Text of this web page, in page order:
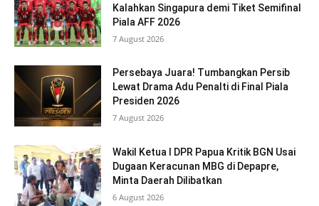
Kalahkan Singapura demi Tiket Semifinal
Piala AFF 2026
7 August 2026
Persebaya Juara! Tumbangkan Persib
Lewat Drama Adu Penalti di Final Piala
Presiden 2026
7 August 2026
Wakil Ketua I DPR Papua Kritik BGN Usai
Dugaan Keracunan MBG di Depapre,
Minta Daerah Dilibatkan
6 August 2026